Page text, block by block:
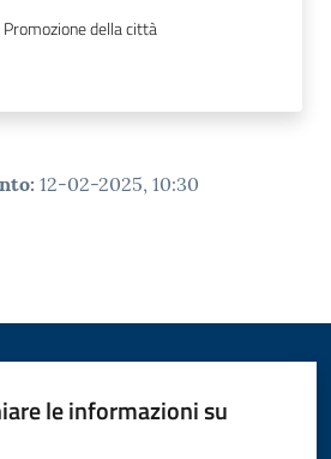
della città
: 12-02-2025, 10:30
le informazioni su